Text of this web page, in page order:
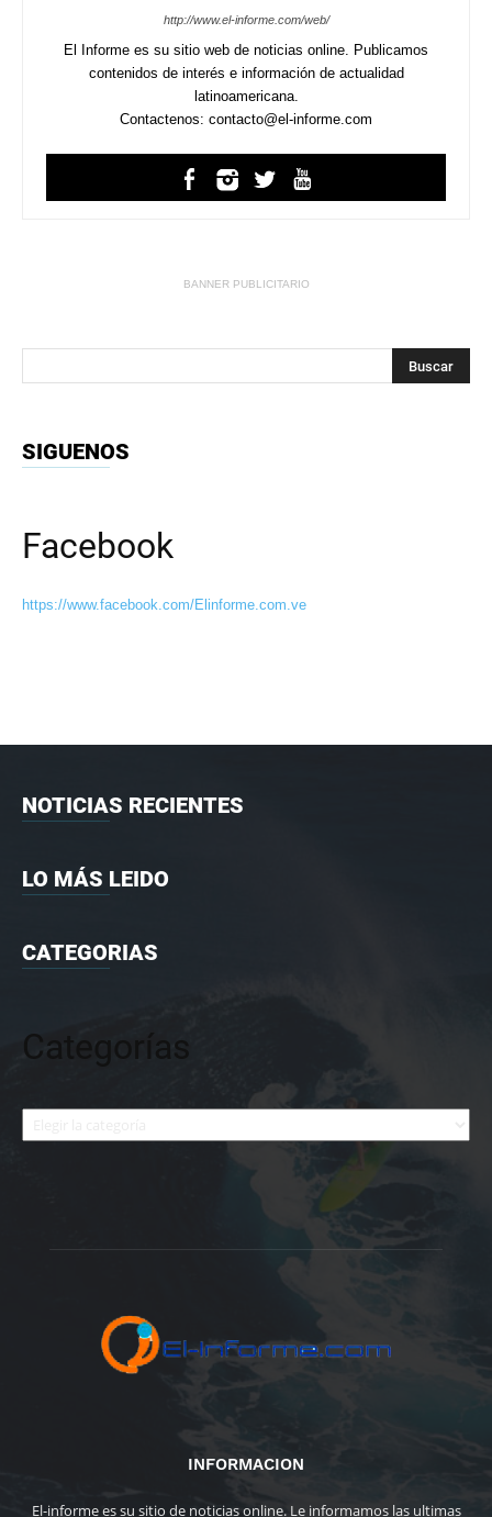
http://www.el-informe.com/web/
El Informe es su sitio web de noticias online. Publicamos
contenidos de interés e información de actualidad
latinoamericana.
Contactenos: contacto@el-informe.com
BANNER PUBLICITARIO
SIGUENOS
Facebook
https://www.facebook.com/Elinforme.com.ve
NOTICIAS RECIENTES
LO MÁS LEIDO
CATEGORIAS
Categorías
Categorías
INFORMACION
El-informe es su sitio de noticias online. Le informamos las ultimas